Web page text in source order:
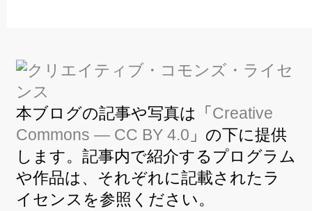
本ブログの記事や写真は「 Creative
Commons — CC BY 4.0 」の下に提供
します。記事内で紹介するプログラム
や作品は、それぞれに記載されたラ
イセンスを参照ください。